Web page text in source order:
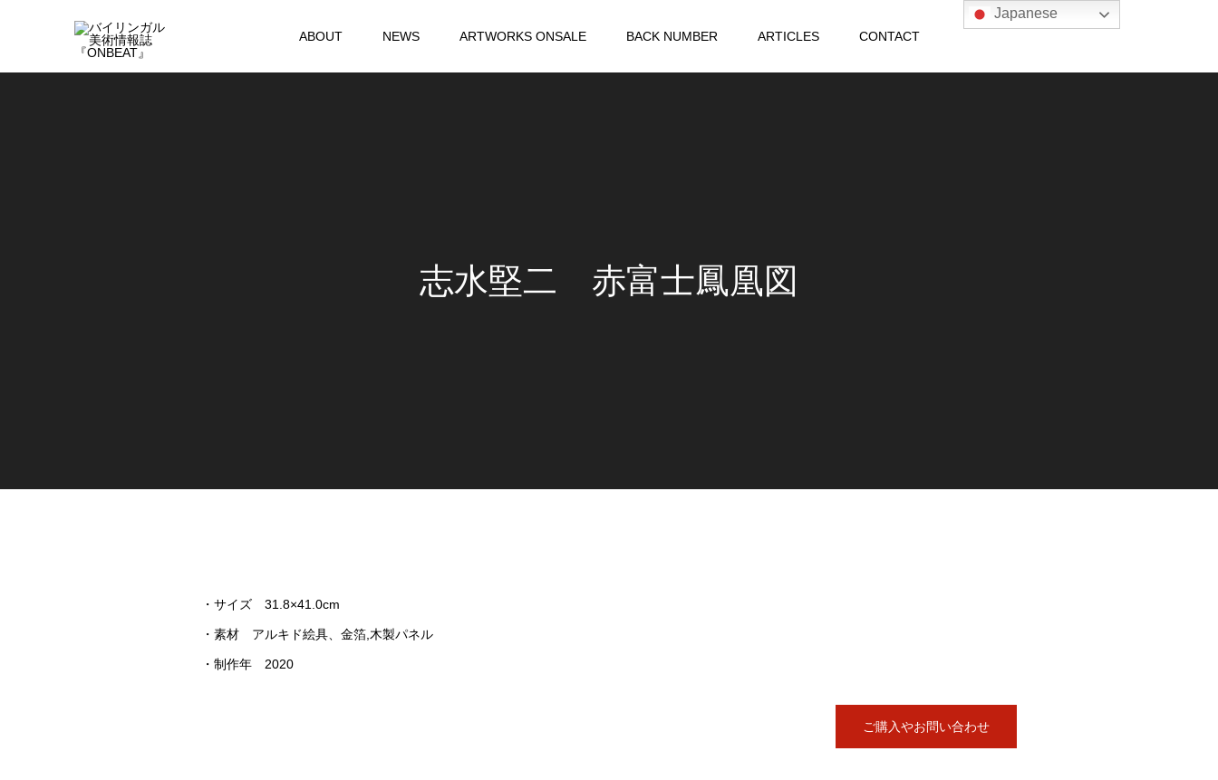
ABOUT NEWS ARTWORKS ONSALE BACK NUMBER ARTICLES CONTACT
志水堅二 赤富士鳳凰図
・サイズ 31.8×41.0cm
・素材 アルキド絵具、金箔,木製パネル
・制作年 2020
ご購入やお問い合わせ
Japanese